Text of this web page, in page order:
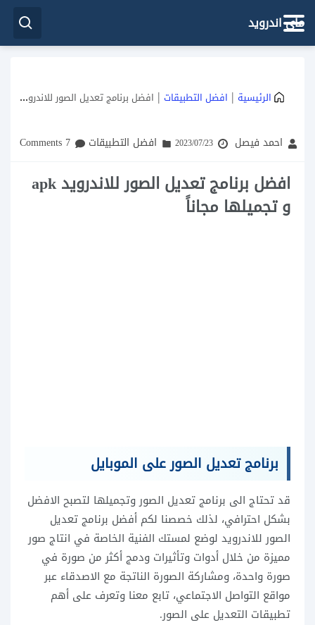
ماي اندرويد
الرئيسية | افضل التطبيقات | افضل برنامج تعديل الصور للاندرويد apk و تجميلها مجاناً
احمد فيصل 2023/07/23 افضل التطبيقات 7 Comments
افضل برنامج تعديل الصور للاندرويد apk
و تجميلها مجاناً
برنامج تعديل الصور على الموبايل
قد تحتاج الى برنامج تعديل الصور وتجميلها لتصبح الافضل
بشكل احترافي، لذلك خصصنا لكم أفضل برنامج تعديل
الصور للاندرويد لوضع لمستك الفنية الخاصة في انتاج صور
مميزة من خلال أدوات وتأثيرات ودمج أكثر من صورة في
صورة واحدة، ومشاركة الصورة الناتجة مع الاصدقاء عبر
مواقع التواصل الاجتماعي، تابع معنا وتعرف على أهم
تطبيقات التعديل على الصور.